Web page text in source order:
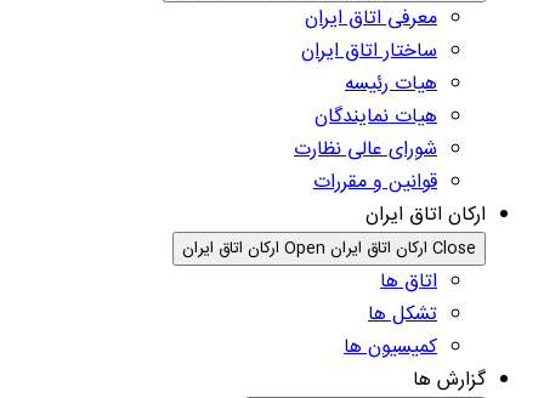
معرفی اتاق ایران
ساختار اتاق ایران
هیات رئیسه
هیات نمایندگان
شورای عالی نظارت
قوانین و مقررات
ارکان اتاق ایران
Close ارکان اتاق ایران Open ارکان اتاق ایران
اتاق ها
تشکل ها
کمیسیون ها
گزارش ها